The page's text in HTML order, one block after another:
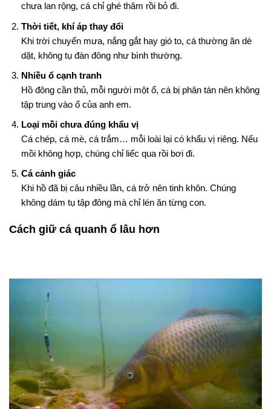
chưa lan rộng, cá chỉ ghé thăm rồi bỏ đi.
Thời tiết, khí áp thay đổi
Khi trời chuyển mưa, nắng gắt hay gió to, cá thường ăn dè
dặt, không tụ đàn đông như bình thường.
Nhiều ổ cạnh tranh
Hồ đông cần thủ, mỗi người một ổ, cá bị phân tán nên không
tập trung vào ổ của anh em.
Loại mồi chưa đúng khẩu vị
Cá chép, cá mè, cá trắm… mỗi loài lại có khẩu vị riêng. Nếu
mồi không hợp, chúng chỉ liếc qua rồi bơi đi.
Cá cảnh giác
Khi hồ đã bị câu nhiều lần, cá trở nên tinh khôn. Chúng
không dám tụ tập đông mà chỉ lén ăn từng con.
Cách giữ cá quanh ổ lâu hơn